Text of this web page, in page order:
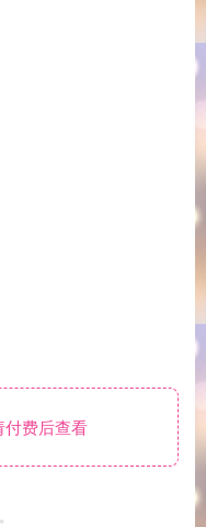
费后查看